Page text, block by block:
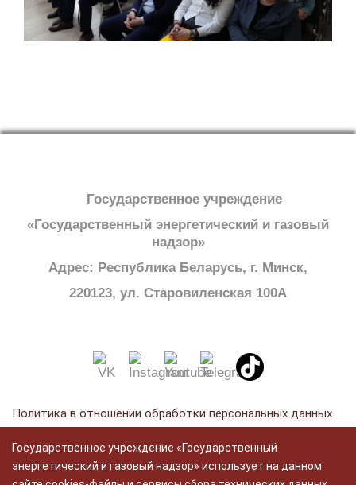
Государственное учреждение
«Государственный энергетический и газовый
надзор»
Адрес: Республика Беларусь, г. Минск,
220123, ул. Старовиленская 100А
Политика в отношении обработки персональных данных
Политика видеонаблюдения
Государственное учреждение «Государственный
энергетический и газовый надзор» использует на данном